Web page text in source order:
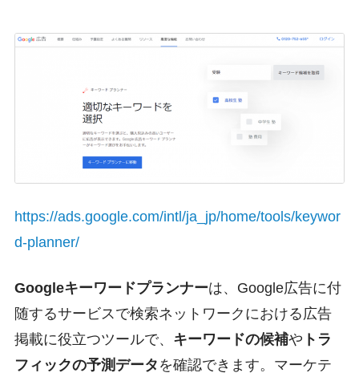
https://ads.google.com/intl/ja_jp/home/tools/keywor
d-planner/
Googleキーワードプランナーは、Google広告に付
随するサービスで検索ネットワークにおける広告
掲載に役立つツールで、 キーワードの候補や トラ
フィックの予測データ を確認できます。マーケテ